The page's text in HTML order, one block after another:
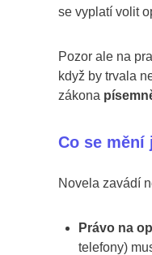
se vyplatí volit
Pozor ale na
když by trvala
zákona
Co se mění
Novela zavádí
Právo na
telefony)